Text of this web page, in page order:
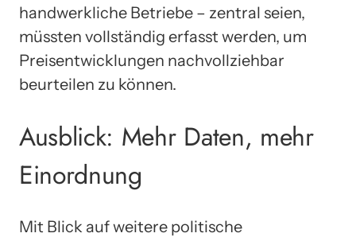
handwerkliche Betriebe – zentral seien,
müssten vollständig erfasst werden, um
Preisentwicklungen nachvollziehbar
beurteilen zu können.
Ausblick: Mehr Daten, mehr
Einordnung
Mit Blick auf weitere politische